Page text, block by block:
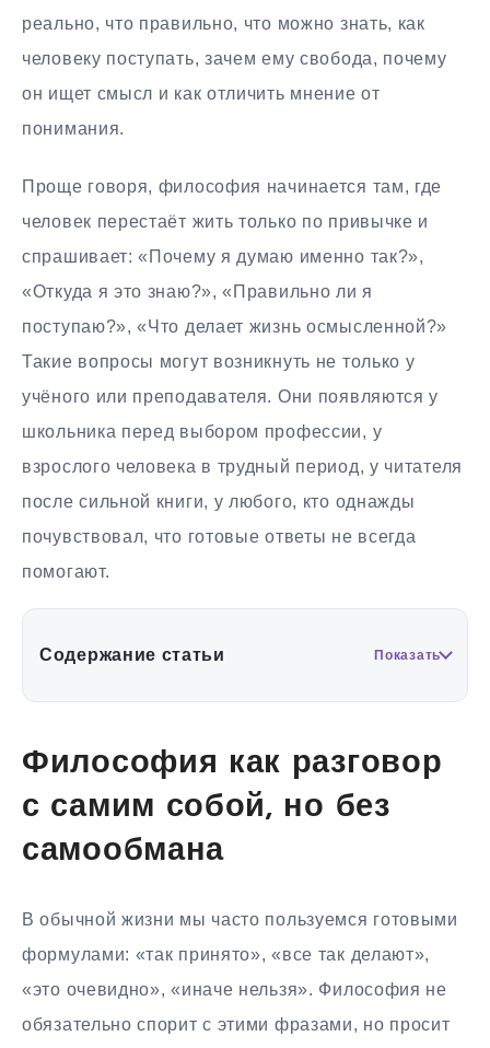
реально, что правильно, что можно знать, как
человеку поступать, зачем ему свобода, почему
он ищет смысл и как отличить мнение от
понимания.
Проще говоря, философия начинается там, где
человек перестаёт жить только по привычке и
спрашивает: «Почему я думаю именно так?»,
«Откуда я это знаю?», «Правильно ли я
поступаю?», «Что делает жизнь осмысленной?»
Такие вопросы могут возникнуть не только у
учёного или преподавателя. Они появляются у
школьника перед выбором профессии, у
взрослого человека в трудный период, у читателя
после сильной книги, у любого, кто однажды
почувствовал, что готовые ответы не всегда
помогают.
Содержание статьи Показать
Философия как разговор
с самим собой, но без
самообмана
В обычной жизни мы часто пользуемся готовыми
формулами: «так принято», «все так делают»,
«это очевидно», «иначе нельзя». Философия не
обязательно спорит с этими фразами, но просит